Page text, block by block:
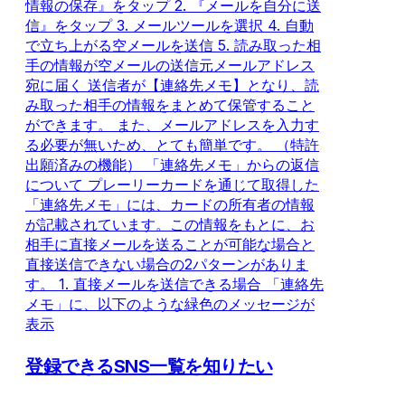
情報の保存』をタップ 2. 『メールを自分に送
信』をタップ 3. メールツールを選択 4. 自動
で立ち上がる空メールを送信 5. 読み取った相
手の情報が空メールの送信元メールアドレス
宛に届く 送信者が【連絡先メモ】となり、読
み取った相手の情報をまとめて保管すること
ができます。 また、メールアドレスを入力す
る必要が無いため、とても簡単です。 （特許
出願済みの機能） 「連絡先メモ」からの返信
について プレーリーカードを通じて取得した
「連絡先メモ」には、カードの所有者の情報
が記載されています。この情報をもとに、お
相手に直接メールを送ることが可能な場合と
直接送信できない場合の2パターンがありま
す。 1. 直接メールを送信できる場合 「連絡先
メモ」に、以下のような緑色のメッセージが
表示
登録できるSNS一覧を知りたい